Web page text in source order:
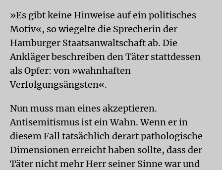
»Es gibt keine Hinweise auf ein politisches
Motiv«, so wiegelte die Sprecherin der
Hamburger Staatsanwaltschaft ab. Die
Ankläger beschreiben den Täter stattdessen
als Opfer: von »wahnhaften
Verfolgungsängsten«.
Nun muss man eines akzeptieren.
Antisemitismus ist ein Wahn. Wenn er in
diesem Fall tatsächlich derart pathologische
Dimensionen erreicht haben sollte, dass der
Täter nicht mehr Herr seiner Sinne war und